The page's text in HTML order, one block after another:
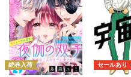
続巻入荷 セールあり